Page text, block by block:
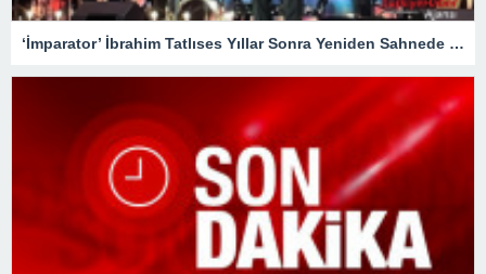
‘İmparator’ İbrahim Tatlıses Yıllar Sonra Yeniden Sahnede – Magazin